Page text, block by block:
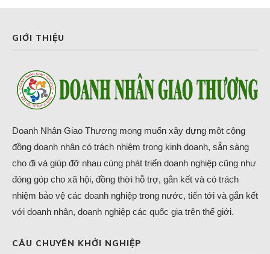
GIỚI THIỆU
Doanh Nhân Giao Thương mong muốn xây dựng một cộng
đồng doanh nhân có trách nhiệm trong kinh doanh, sẵn sàng
cho đi và giúp đỡ nhau cùng phát triển doanh nghiệp cũng như
đóng góp cho xã hội, đồng thời hỗ trợ, gắn kết và có trách
nhiệm bảo vệ các doanh nghiệp trong nước, tiến tới và gắn kết
với doanh nhân, doanh nghiệp các quốc gia trên thế giới.
CÂU CHUYÊN KHỞI NGHIỆP